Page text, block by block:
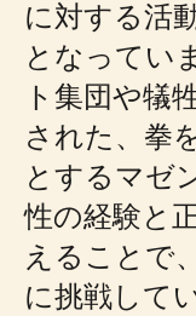
に対する活
となってい
ト集団や犠
された、拳
とするマゼ
性の経験と
えることで
に挑戦して